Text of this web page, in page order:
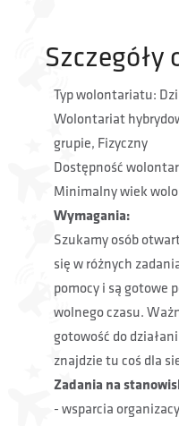
Szczegóły
Typ wolontariatu:
Wolontariat
grupie, Fizyczny
Dostępność
Minimalny wiek
Wymagania:
Szukamy osób
się w różnych
pomocy i są gotowe
wolnego czasu.
gotowość do
znajdzie tu coś dla
Zadania na
- wsparcia